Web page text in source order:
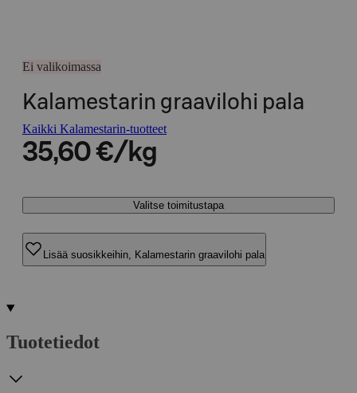
Ei valikoimassa
Kalamestarin graavilohi pala
Kaikki Kalamestarin-tuotteet
35,60 €/kg
Valitse toimitustapa
Lisää suosikkeihin, Kalamestarin graavilohi pala
Tuotetiedot